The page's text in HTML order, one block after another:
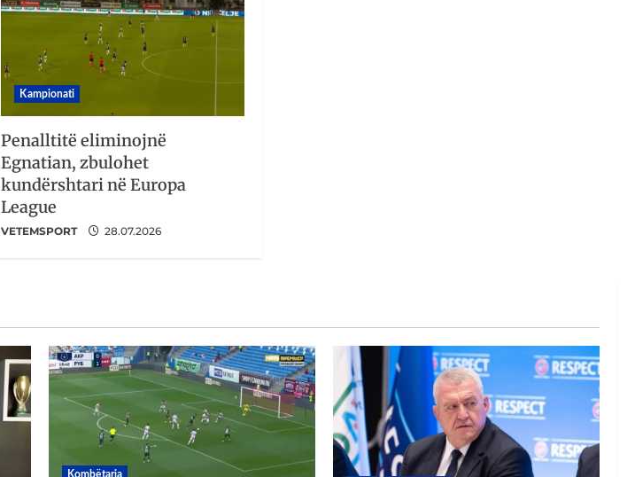
Kampionati
Penalltitë eliminojnë
Egnatian, zbulohet
kundërshtari në Europa
League
VETEMSPORT 28.07.2026
Kombëtarja